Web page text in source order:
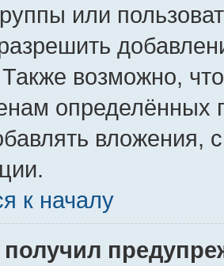
или
возможно,
определённых
вложения,
к началу